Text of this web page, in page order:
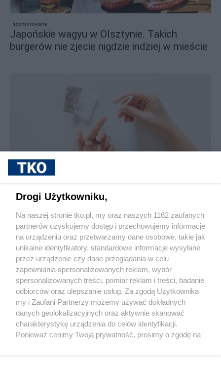
sponsorowane
Japońskie wagyu w Olsztynie. Takich
burgerów nie zjecie nigdzie indziej w mieście
Jak rozpoznać, że soczewki kontaktowe są
Pokaż więcej
Reklama Tematy Archiwum artykułów
Drogi Użytkowniku,
Na naszej stronie tko.pl, my oraz naszych 1162 zaufanych
partnerów uzyskujemy dostęp i przechowujemy informacje
na urządzeniu oraz przetwarzamy dane osobowe, takie jak
unikalne identyfikatory, standardowe informacje wysyłane
przez urządzenie czy dane przeglądania w celu
zapewniania spersonalizowanych reklam, wybór
spersonalizowanych treści, pomiar reklam i treści, badanie
odbiorców oraz ulepszanie usług. Za zgodą Użytkownika
my i Zaufani Partnerzy możemy używać dokładnych
danych geolokalizacyjnych oraz aktywnie skanować
charakterystykę urządzenia do celów identyfikacji.
Ponieważ cenimy Twoją prywatność, prosimy o zgodę na